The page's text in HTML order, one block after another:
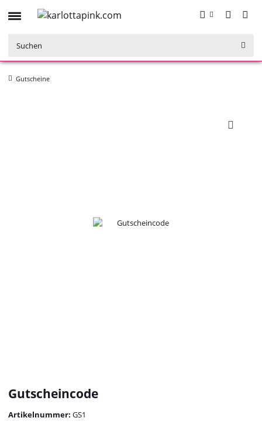
Gutscheine
Gutscheincode
Artikelnummer: GS1